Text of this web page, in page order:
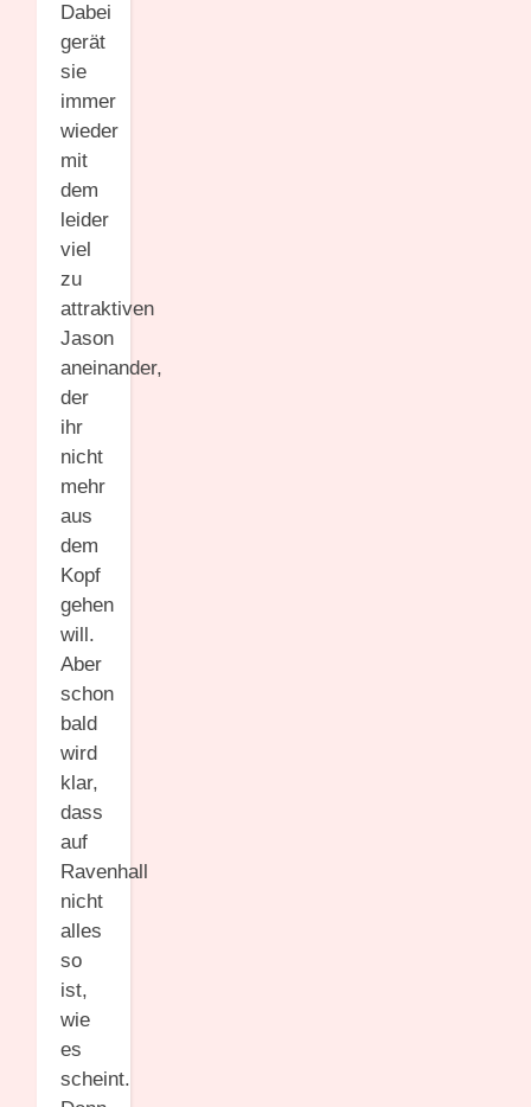
Dabei
gerät
sie
immer
wieder
mit
dem
leider
viel
zu
attraktiven
Jason
aneinander,
der
ihr
nicht
mehr
aus
dem
Kopf
gehen
will.
Aber
schon
bald
wird
klar,
dass
auf
Ravenhall
nicht
alles
so
ist,
wie
es
scheint.